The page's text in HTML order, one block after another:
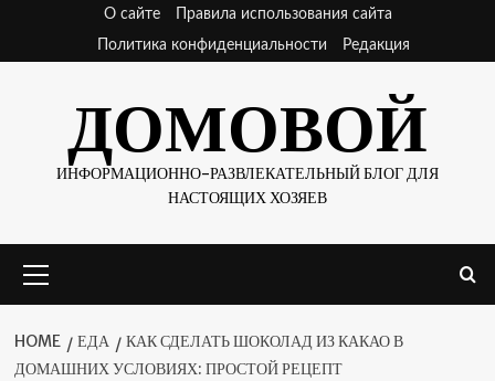
content
О сайте
Правила использования сайта
Политика конфиденциальности
Редакция
ДОМОВОЙ
ИНФОРМАЦИОННО-РАЗВЛЕКАТЕЛЬНЫЙ БЛОГ ДЛЯ
НАСТОЯЩИХ ХОЗЯЕВ
Menu
HOME ЕДА
КАК СДЕЛАТЬ ШОКОЛАД ИЗ КАКАО В
ДОМАШНИХ УСЛОВИЯХ: ПРОСТОЙ РЕЦЕПТ